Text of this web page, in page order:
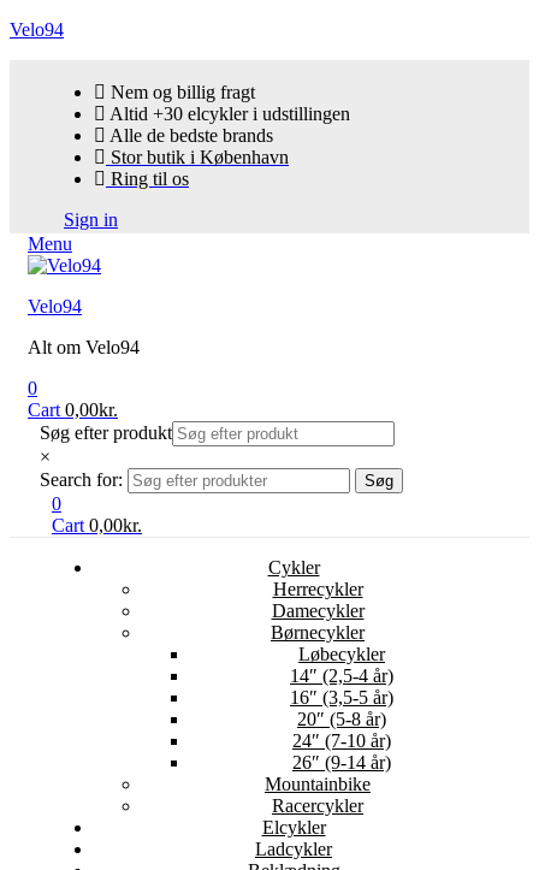
Velo94
Nem og billig fragt
Altid +30 elcykler i udstillingen
Alle de bedste brands
Stor butik i København
Ring til os
Sign in
Menu
Velo94
Alt om Velo94
0
Cart 0,00kr.
Søg efter produkt
×
Search for:
Søg
0
Cart 0,00kr.
Cykler
Herrecykler
Damecykler
Børnecykler
Løbecykler
14″ (2,5-4 år)
16″ (3,5-5 år)
20″ (5-8 år)
24″ (7-10 år)
26″ (9-14 år)
Mountainbike
Racercykler
Elcykler
Ladcykler